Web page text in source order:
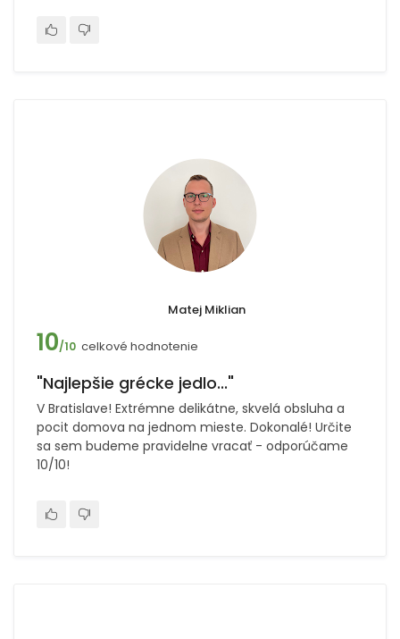
Matej Miklian
10/10 celkové hodnotenie
"Najlepšie grécke jedlo..."
V Bratislave! Extrémne delikátne, skvelá obsluha a
pocit domova na jednom mieste. Dokonalé! Určite
sa sem budeme pravidelne vracať - odporúčame
10/10!